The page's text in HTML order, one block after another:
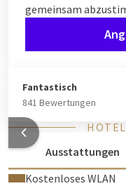
gemeinsam
Fantastisch
841 Bewertungen
Ausstattungen
Kostenloses WLAN